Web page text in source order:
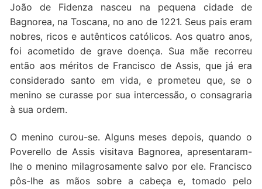
João de Fidenza nasceu na pequena cidade de
Bagnorea, na Toscana, no ano de 1221. Seus pais eram
nobres, ricos e autênticos católicos. Aos quatro anos,
foi acometido de grave doença. Sua mãe recorreu
então aos méritos de Francisco de Assis, que já era
considerado santo em vida, e prometeu que, se o
menino se curasse por sua intercessão, o consagraria
à sua ordem.
O menino curou-se. Alguns meses depois, quando o
Poverello de Assis visitava Bagnorea, apresentaram-
lhe o menino milagrosamente salvo por ele. Francisco
pôs-lhe as mãos sobre a cabeça e, tomado pelo